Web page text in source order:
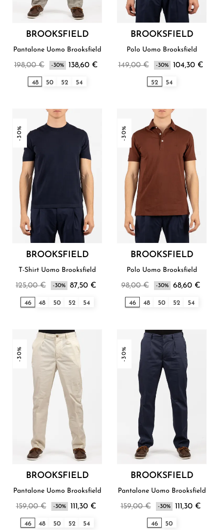
BROOKSFIELD
Pantalone Uomo Brooksfield
198,00 € -30% 138,60 €
48 50 52 54
BROOKSFIELD
Polo Uomo Brooksfield
149,00 € -30% 104,30 €
52 54
-30%
BROOKSFIELD
T-Shirt Uomo Brooksfield
125,00 € -30% 87,50 €
46 48 50 52 54
-30%
BROOKSFIELD
Polo Uomo Brooksfield
98,00 € -30% 68,60 €
46 48 50 52 54
-30%
BROOKSFIELD
Pantalone Uomo Brooksfield
159,00 € -30% 111,30 €
46 48 50 52 54
-30%
BROOKSFIELD
Pantalone Uomo Brooksfield
159,00 € -30% 111,30 €
46 50